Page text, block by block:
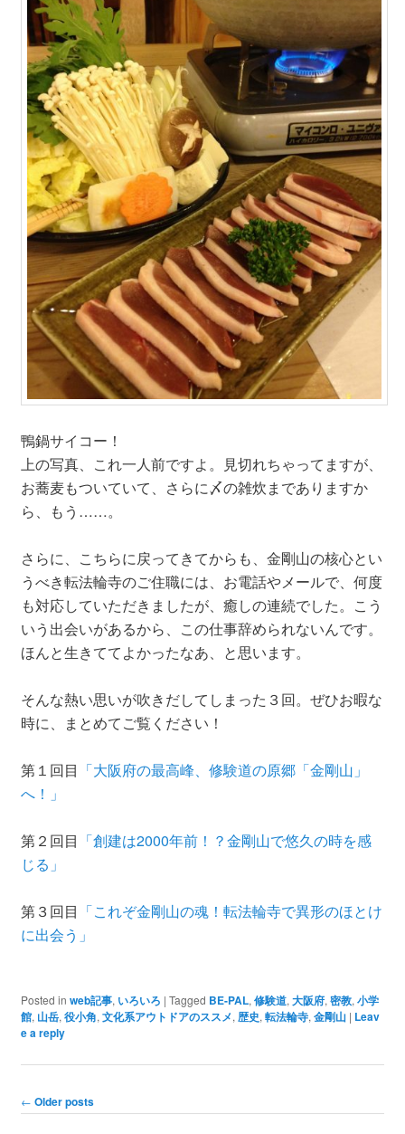
鴨鍋サイコー！
上の写真、これ一人前ですよ。見切れちゃってますが、
お蕎麦もついていて、さらに〆の雑炊までありますか
ら、もう……。
さらに、こちらに戻ってきてからも、金剛山の核心とい
うべき転法輪寺のご住職には、お電話やメールで、何度
も対応していただきましたが、癒しの連続でした。こう
いう出会いがあるから、この仕事辞められないんです。
ほんと生きててよかったなあ、と思います。
そんな熱い思いが吹きだしてしまった３回。ぜひお暇な
時に、まとめてご覧ください！
第１回目 「大阪府の最高峰、修験道の原郷「金剛山」
へ！」
第２回目 「創建は2000年前！？金剛山で悠久の時を感
じる」
第３回目 「これぞ金剛山の魂！転法輪寺で異形のほとけ
に出会う」
Posted in web記事, いろいろ | Tagged BE-PAL, 修験道, 大阪府, 密教, 小学
館, 山岳, 役小角, 文化系アウトドアのススメ, 歴史, 転法輪寺, 金剛山 | Leav
e a reply
Post navigation
← Older posts